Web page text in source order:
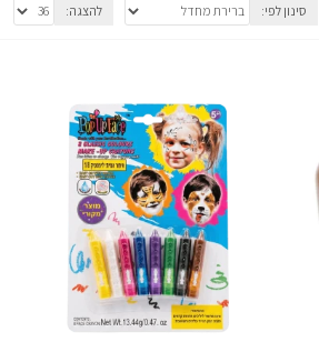
סינון לפי: להצגה: